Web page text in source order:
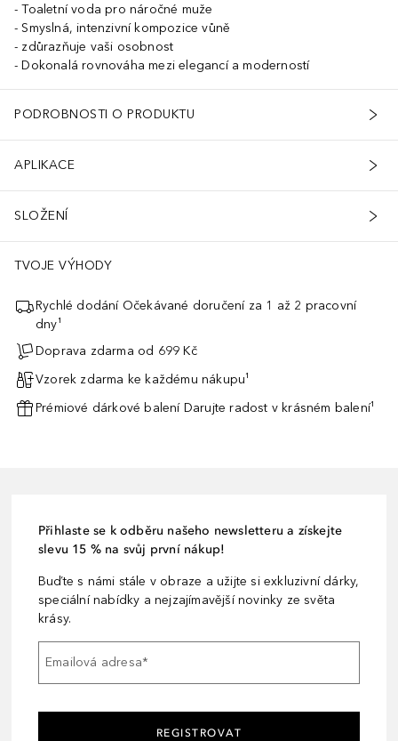
Toaletní voda pro náročné muže
Smyslná, intenzivní kompozice vůně
zdůrazňuje vaši osobnost
Dokonalá rovnováha mezi elegancí a moderností
PODROBNOSTI O PRODUKTU
APLIKACE
SLOŽENÍ
TVOJE VÝHODY
Rychlé dodání Očekávané doručení za 1 až 2 pracovní
dny¹
Doprava zdarma od 699 Kč
Vzorek zdarma ke každému nákupu¹
Prémiové dárkové balení Darujte radost v krásném balení¹
Přihlaste se k odběru našeho newsletteru a získejte
slevu 15 % na svůj první nákup!
Buďte s námi stále v obraze a užijte si exkluzivní dárky,
speciální nabídky a nejzajímavější novinky ze světa
krásy.
Emailová adresa*
REGISTROVAT